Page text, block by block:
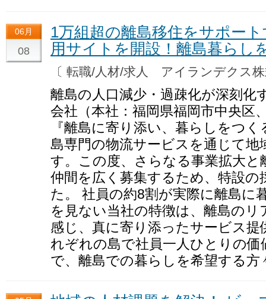
06月
08
1万組超の離島移住をサポー
用サイトを開設！離島暮らし
〔 転職/人材/求人 アイランデクス
離島の人口減少・過疎化が深刻化
会社（本社：福岡県福岡市中央区
『離島に寄り添い、暮らしをつ
島専門の物流サービスを通じて地
す。この度、さらなる事業拡大
仲間を広く募集するため、特設
た。 社員の約8割が実際に離島に
を見ない当社の特徴は、離島の
感じ、真に寄り添ったサービス
れぞれの島で社員一人ひとりの
で、離島での暮らしを希望する